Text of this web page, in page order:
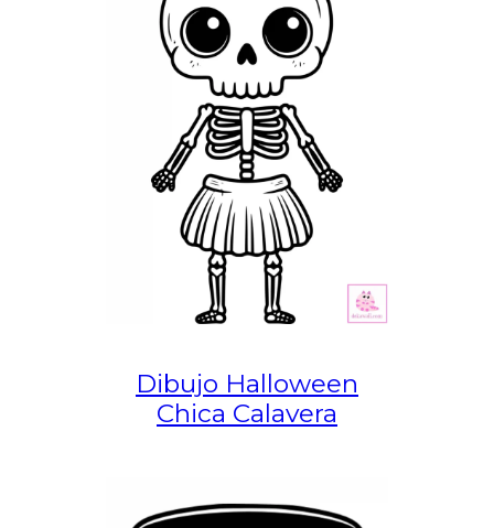
Dibujo Halloween
Chica Calavera